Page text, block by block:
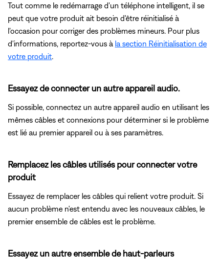
Tout comme le redémarrage d'un téléphone intelligent, il se
peut que votre produit ait besoin d'être réinitialisé à
l'occasion pour corriger des problèmes mineurs. Pour plus
d'informations, reportez-vous à la section Réinitialisation de
votre produit
Essayez de connecter un autre appareil audio.
Si possible, connectez un autre appareil audio en utilisant les
mêmes câbles et connexions pour déterminer si le problème
est lié au premier appareil ou à ses paramètres.
Remplacez les câbles utilisés pour connecter votre
produit
Essayez de remplacer les câbles qui relient votre produit. Si
aucun problème n'est entendu avec les nouveaux câbles, le
premier ensemble de câbles est le problème.
Essayez un autre ensemble de haut-parleurs